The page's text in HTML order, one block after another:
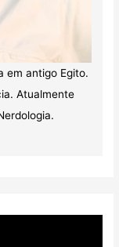
em antigo Egito.
Atualmente